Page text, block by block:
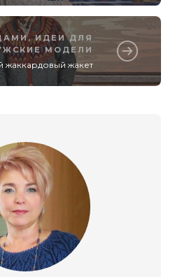
,ИДЕИ ДЛЯ
МОДЕЛИ
жаккардовый жакет